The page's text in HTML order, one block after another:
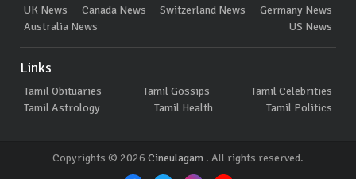
UK News Canada News Switzerland News
Germany News
Australia News
US News
Links
Tamil Obituaries Tamil Gossips
Tamil Celebrities
Tamil Astrology
Tamil Health Tamil Politics
Copyrights © 2026 Cineulagam . All rights reserved.